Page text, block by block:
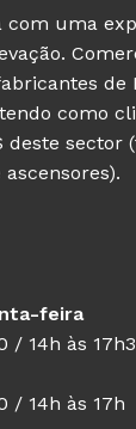
com uma
de
como
deste sector
feira
/ 14h às
/ 14h às 17h